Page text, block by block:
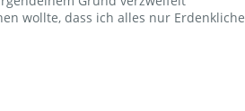
wollte, dass ich alles nur Erdenkliche